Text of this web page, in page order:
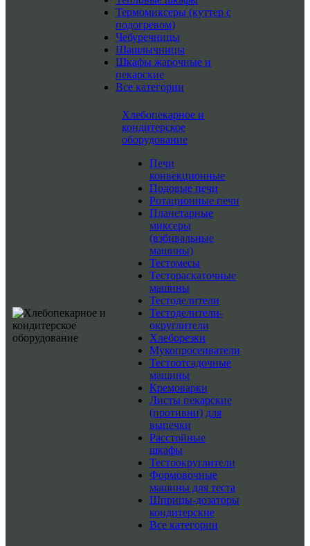
Термомиксеры (куттер с
подогревом)
Чебуречницы
Шашлычницы
Шкафы жарочные и
пекарские
Все категории
Хлебопекарное и
кондитерское
оборудование
Печи
конвекционные
Подовые печи
Ротационные печи
Планетарные
миксеры
(взбивальные
машины)
Тестомесы
Тестораскаточные
машины
Тестоделители
Тестоделители-
округлители
Хлеборезки
Мукопросеиватели
Тестоотсадочные
машины
Кремоварки
Листы пекарские
(противни) для
выпечки
Расстойные
шкафы
Тестоокруглители
Формовочные
машины для теста
Шприцы-дозаторы
кондитерские
Все категории